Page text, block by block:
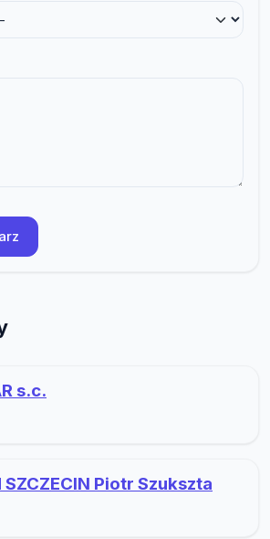
s.c.
SZCZECIN Piotr Szukszta